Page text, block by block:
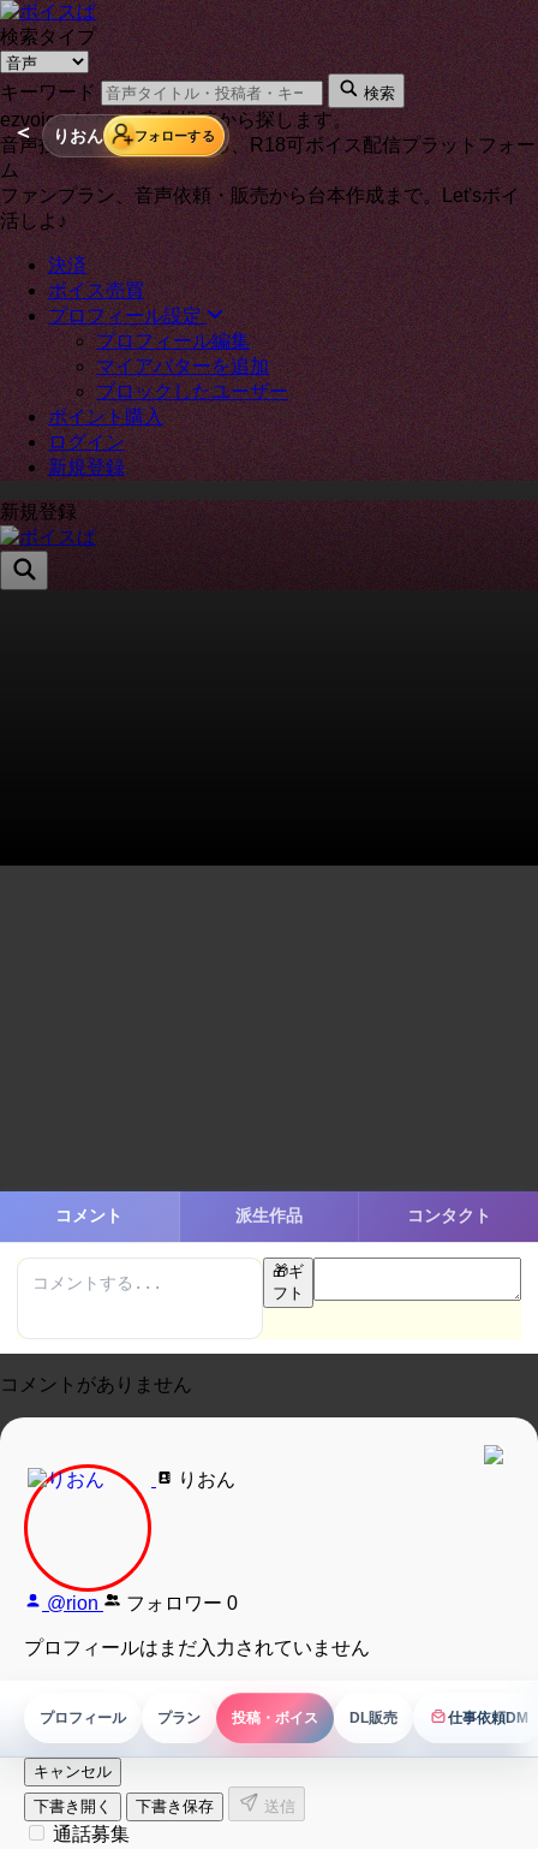
検索タイプ
キーワード 検索
ezvoice が on の音声投稿から探します。
音声投稿者と通話もできる、R18可ボイス配信プラットフォー
ム
ファンプラン、音声依頼・販売から台本作成まで。Let'sボイ
活しよ♪
決済
ボイス売買
プロフィール設定
プロフィール編集
マイアバターを追加
ブロックしたユーザー
ポイント購入
ログイン
新規登録
新規登録
＜ りおん フォローする
コメント 派生作品 コンタクト
🎁ギ
フト
コメントがありません
りおん
@rion フォロワー 0
プロフィールはまだ入力されていません
プロフィール プラン 投稿・ボイス DL販売 仕事依頼DM
仕事依頼DM
キャンセル
下書き開く
下書き保存 送信
通話募集